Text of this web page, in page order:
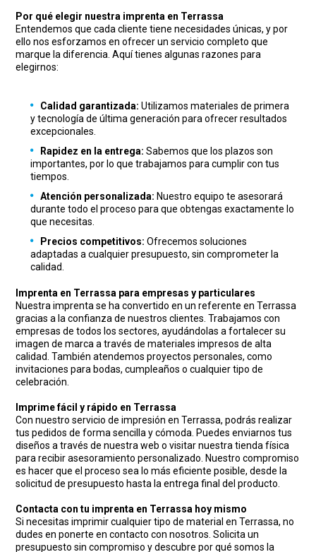
Por qué elegir nuestra imprenta en Terrassa
Entendemos que cada cliente tiene necesidades únicas, y por
ello nos esforzamos en ofrecer un servicio completo que
marque la diferencia. Aquí tienes algunas razones para
elegirnos:
Calidad garantizada: Utilizamos materiales de primera
y tecnología de última generación para ofrecer resultados
excepcionales.
Rapidez en la entrega: Sabemos que los plazos son
importantes, por lo que trabajamos para cumplir con tus
tiempos.
Atención personalizada: Nuestro equipo te asesorará
durante todo el proceso para que obtengas exactamente lo
que necesitas.
Precios competitivos: Ofrecemos soluciones
adaptadas a cualquier presupuesto, sin comprometer la
calidad.
Imprenta en Terrassa para empresas y particulares
Nuestra imprenta se ha convertido en un referente en Terrassa
gracias a la confianza de nuestros clientes. Trabajamos con
empresas de todos los sectores, ayudándolas a fortalecer su
imagen de marca a través de materiales impresos de alta
calidad. También atendemos proyectos personales, como
invitaciones para bodas, cumpleaños o cualquier tipo de
celebración.
Imprime fácil y rápido en Terrassa
Con nuestro servicio de impresión en Terrassa, podrás realizar
tus pedidos de forma sencilla y cómoda. Puedes enviarnos tus
diseños a través de nuestra web o visitar nuestra tienda física
para recibir asesoramiento personalizado. Nuestro compromiso
es hacer que el proceso sea lo más eficiente posible, desde la
solicitud de presupuesto hasta la entrega final del producto.
Contacta con tu imprenta en Terrassa hoy mismo
Si necesitas imprimir cualquier tipo de material en Terrassa, no
dudes en ponerte en contacto con nosotros. Solicita un
presupuesto sin compromiso y descubre por qué somos la